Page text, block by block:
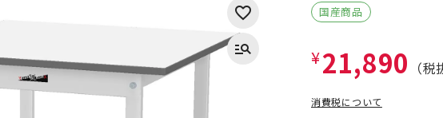
国産商品
¥21,890 （税
消費税について